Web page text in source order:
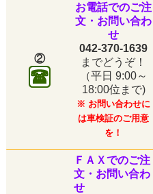
②
お電話でのご注
文・お問い合わ
せ
042-370-1639
までどうぞ！
（平日 9:00～
18:00位まで)
※ お問い合わせに
は車検証のご用意
を！
ＦＡＸでのご注
文・お問い合わ
せ